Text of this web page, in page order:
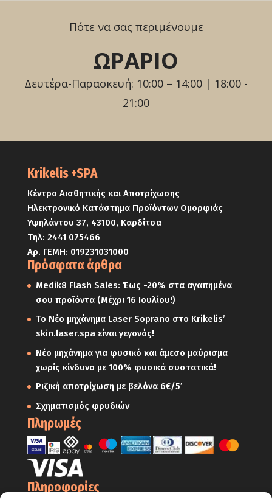
Πότε να σας περιμένουμε
ΩΡΑΡΙΟ
Δευτέρα-Παρασκευή: 10:00 – 14:00 | 18:00 -
21:00
Krikelis +SPA
Κέντρο Αισθητικής και Αποτρίχωσης
Ηλεκτρονικό Κατάστημα Προϊόντων Ομορφιάς
Υψηλάντου 37, 43100, Καρδίτσα
Τηλ: 2441 075466
Αρ. ΓΕΜΗ: 019231031000
Πρόσφατα άρθρα
Medik8 Flash Sales: Έως -20% στα αγαπημένα
σου προϊόντα (Μέχρι 16 Ιουλίου!)
Το Νέο μηχάνημα Laser Soprano στο Krikelis’
skin.laser.spa είναι γεγονός!
Νέο μηχάνημα για φυσικό και άμεσο μαύρισμα
χωρίς κίνδυνο με 100% φυσικά συστατικά!
Ριζική αποτρίχωση με βελόνα 6€/5′
Σχηματισμός φρυδιών
Πληρωμές
Πληροφορίες